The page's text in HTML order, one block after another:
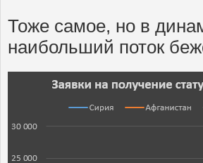
Тоже самое, но в
наибольший поток